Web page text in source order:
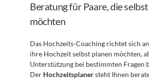
Beratung für Paare, die
möchten
Das Hochzeits-Coaching richtet sich
ihre Hochzeit selbst planen möchten,
Unterstützung bei bestimmten Fragen
Der Hochzeitsplaner steht Ihnen